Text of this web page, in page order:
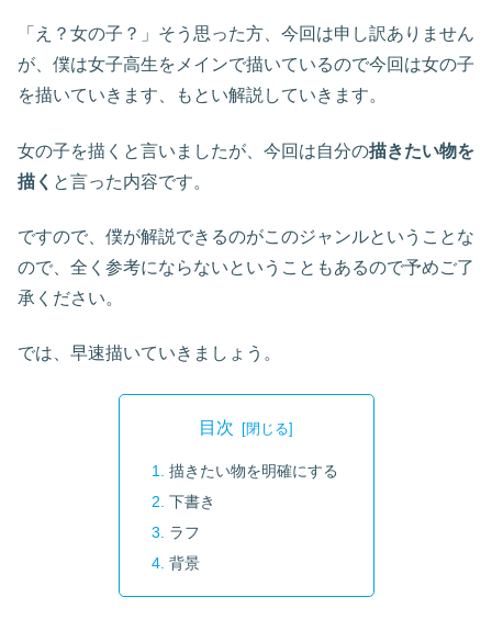
「え？女の子？」そう思った方、今回は申し訳ありません
が、僕は女子高生をメインで描いているので今回は女の子
を描いていきます、もとい解説していきます。
女の子を描くと言いましたが、今回は自分の描きたい物を
描く と言った内容です。
ですので、僕が解説できるのがこのジャンルということな
ので、全く参考にならないということもあるので予めご了
承ください。
では、早速描いていきましょう。
目次
描きたい物を明確にする
下書き
ラフ
背景